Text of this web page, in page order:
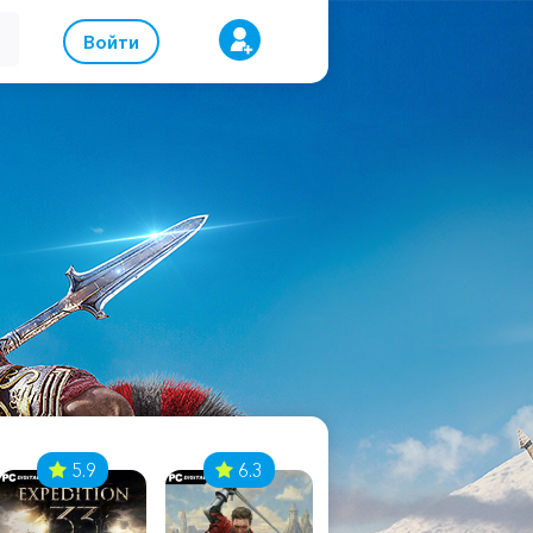
Войти
5.9 6.3 8.1